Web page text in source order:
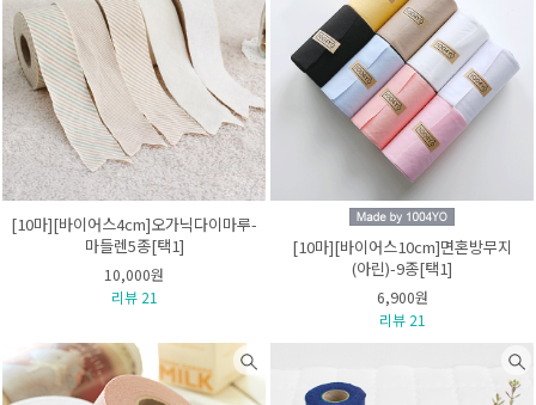
[10마][바이어스4cm]오가닉다이마루-
마들렌5종[택1]
10,000원
리뷰 21
[10마][바이어스10cm]면혼방무지
(아린)-9종[택1]
6,900원
리뷰 21